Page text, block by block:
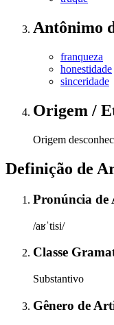
Antônimo
franqueza
honestidade
sinceridade
Origem /
Origem
Definição de
Pronúncia de
/aʁˈtisi/
Classe
Substantivo
Gênero de